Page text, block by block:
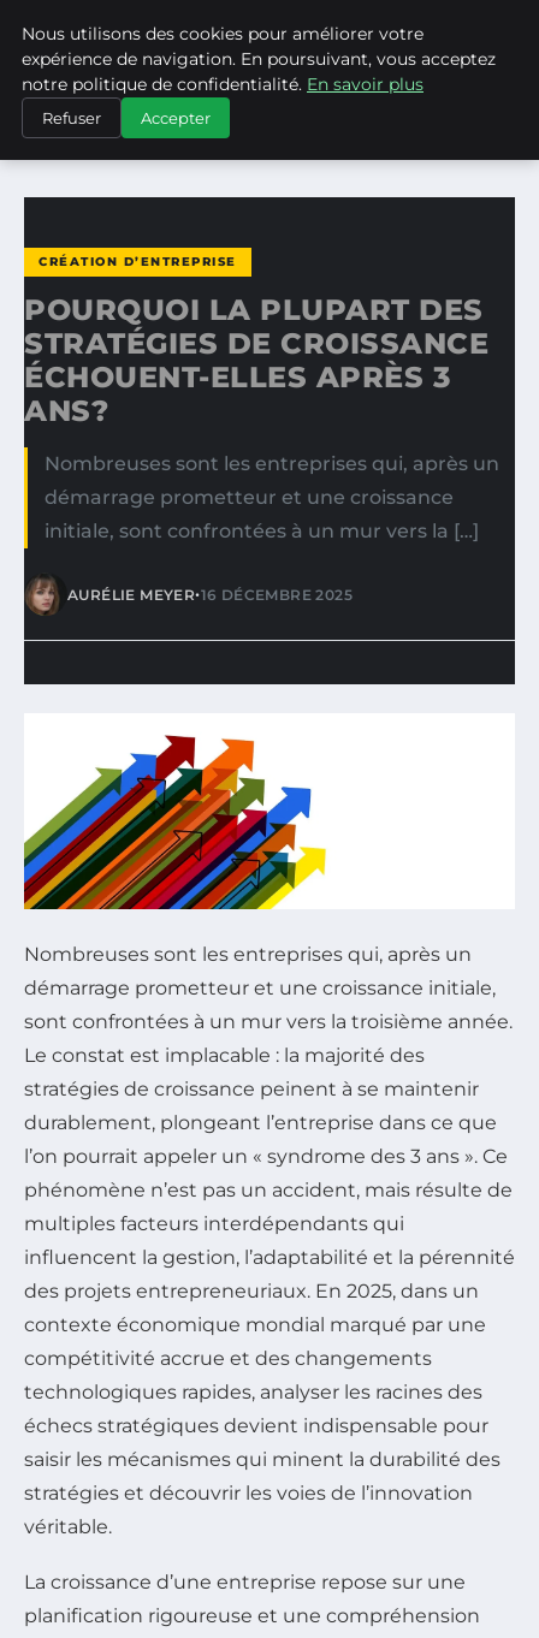
ASVPP
ACCUEIL
CRÉATION D’ENTREPRISE
POURQUOI LA PLUPART DES STRATÉGIES DE CROISSANCE…
CRÉATION D’ENTREPRISE
POURQUOI LA PLUPART DES
STRATÉGIES DE CROISSANCE
ÉCHOUENT-ELLES APRÈS 3
ANS?
Nombreuses sont les entreprises qui, après un
démarrage prometteur et une croissance
initiale, sont confrontées à un mur vers la […]
AURÉLIE MEYER•16 DÉCEMBRE 2025
Nombreuses sont les entreprises qui, après un
démarrage prometteur et une croissance initiale,
sont confrontées à un mur vers la troisième année.
Le constat est implacable : la majorité des
stratégies de croissance peinent à se maintenir
durablement, plongeant l’entreprise dans ce que
l’on pourrait appeler un « syndrome des 3 ans ». Ce
phénomène n’est pas un accident, mais résulte de
multiples facteurs interdépendants qui
influencent la gestion, l’adaptabilité et la pérennité
des projets entrepreneuriaux. En 2025, dans un
contexte économique mondial marqué par une
compétitivité accrue et des changements
technologiques rapides, analyser les racines des
échecs stratégiques devient indispensable pour
saisir les mécanismes qui minent la durabilité des
stratégies et découvrir les voies de l’innovation
véritable.
La croissance d’une entreprise repose sur une
planification rigoureuse et une compréhension
Nous utilisons des cookies pour améliorer votre
expérience de navigation. En poursuivant, vous acceptez
notre politique de confidentialité. En savoir plus
Refuser Accepter